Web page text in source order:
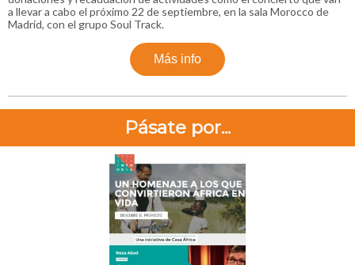
a llevar a cabo el próximo 22 de septiembre, en la sala Morocco de
Madrid, con el grupo Soul Track.
Más info
Pásate por...